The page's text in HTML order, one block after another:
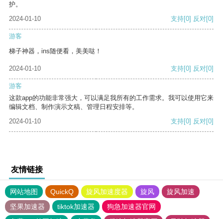
护。
2024-01-10
支持[0] 反对[0]
游客
梯子神器，ins随便看，美美哒！
2024-01-10 支持[0] 反对[0]
游客
这款app的功能非常强大，可以满足我所有的工作需求。我可以使用它来
编辑文档、制作演示文稿、管理日程安排等。
2024-01-10
支持[0] 反对[0]
友情链接
网站地图 QuickQ 旋风加速度器 旋风
旋风加速
坚果加速器
tiktok加速器
狗急加速器官网